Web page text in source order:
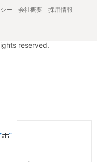
ー 会社概要
採用情報
reserved.